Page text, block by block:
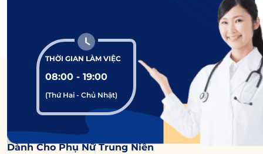
Bạn có thể uống sữa tươi khi cắt mí xong.
THỜI GIAN LÀM VIỆC
08:00 - 19:00
(Thứ Hai - Chủ Nhật)
Trung Tâm Chuyên Sâu Chống Lão Hóa Vùng Mắt
Dành Cho Phụ Nữ Trung Niên